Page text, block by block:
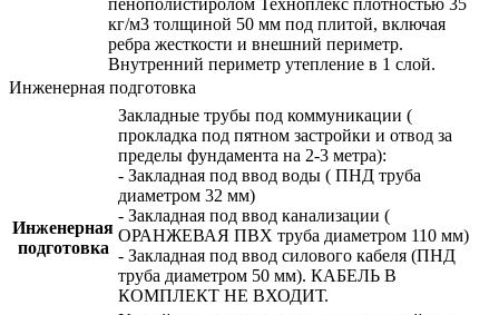
кг/м3 толщиной 50 мм под плитой, включая
ребра жесткости и внешний периметр.
Внутренний периметр утепление в 1 слой.
Инженерная подготовка
Инженерная
подготовка
Закладные трубы под коммуникации (
прокладка под пятном застройки и отвод за
пределы фундамента на 2-3 метра):
- Закладная под ввод воды ( ПНД труба
диаметром 32 мм)
- Закладная под ввод канализации (
ОРАНЖЕВАЯ ПВХ труба диаметром 110 мм)
- Закладная под ввод силового кабеля (ПНД
труба диаметром 50 мм). КАБЕЛЬ В
КОМПЛЕКТ НЕ ВХОДИТ.